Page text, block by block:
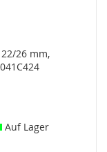
26 mm,
Auf Lager